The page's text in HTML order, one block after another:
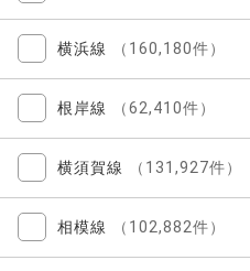
横浜線 （160,180件）
根岸線 （62,410件）
横須賀線 （131,927件）
相模線 （102,882件）